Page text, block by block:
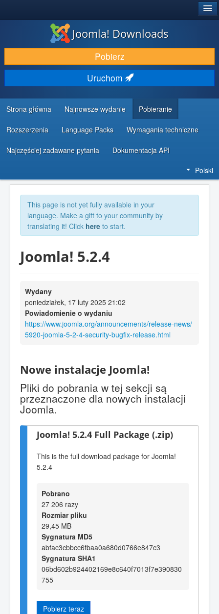
DODATKI I ROZSZERZENIA
ODKRYJ & POZNAJ
SPOŁECZNOŚĆ & WSPARCIE
ZASOBY DLA PROGRAMISTÓW
Joomla! Downloads
Pobierz
Uruchom
Strona główna Najnowsze wydanie Pobieranie
Rozszerzenia Language Packs Wymagania techniczne
Najczęściej zadawane pytania Dokumentacja API
Polski
This page is not yet fully available in your
language. Make a gift to your community by
translating it! Click here to start.
Joomla! 5.2.4
Wydany
poniedziałek, 17 luty 2025 21:02
Powiadomienie o wydaniu
https://www.joomla.org/announcements/release-news/
5920-joomla-5-2-4-security-bugfix-release.html
Nowe instalacje Joomla!
Pliki do pobrania w tej sekcji są
przeznaczone dla nowych instalacji
Joomla.
Joomla! 5.2.4 Full Package (.zip)
This is the full download package for Joomla!
5.2.4
Pobrano
27 206 razy
Rozmiar pliku
29,45 MB
Sygnatura MD5
abfac3cbbcc6fbaa0a680d0766e847c3
Sygnatura SHA1
06bd602b924402169e8c640f7013f7e390830
755
Pobierz teraz